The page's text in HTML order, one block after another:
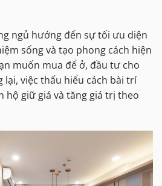
ngủ hướng đến sự tối ưu diện
sống và tạo phong cách hiện
muốn mua để ở, đầu tư cho
lại, việc thấu hiểu cách bài trí
hộ giữ giá và tăng giá trị theo